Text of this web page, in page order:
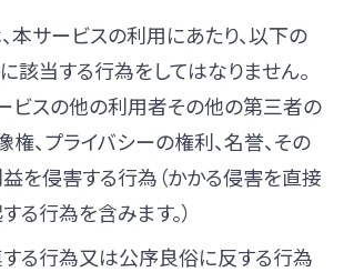
本サービスの利用にあたり、以下の
該当する行為をしてはなりません。
ビスの他の利用者その他の第三者の
、プライバシーの権利、名誉、その
を侵害する行為（かかる侵害を直接
る行為を含みます。）
る行為又は公序良俗に反する行為